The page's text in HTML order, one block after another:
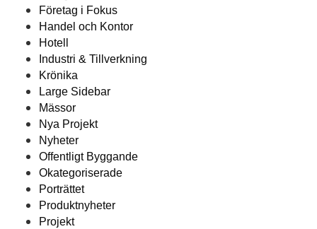
Företag i Fokus
Handel och Kontor
Hotell
Industri & Tillverkning
Krönika
Large Sidebar
Mässor
Nya Projekt
Nyheter
Offentligt Byggande
Okategoriserade
Porträttet
Produktnyheter
Projekt